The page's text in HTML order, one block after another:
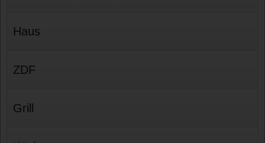
Haus
ZDF
Grill